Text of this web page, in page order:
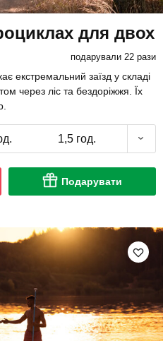
для двох
подарували 22 рази
екстремальний заїзд у складі
через ліс та бездоріжжя. Їх
1,5 год.
Подарувати